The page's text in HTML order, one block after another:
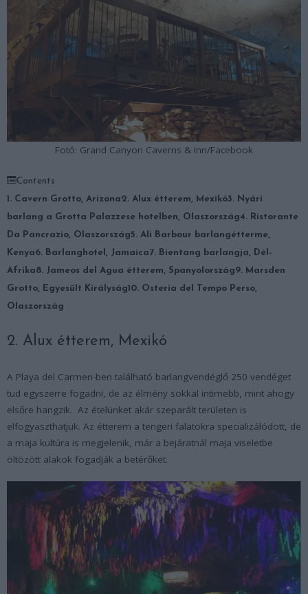
Fotó: Grand Canyon Caverns & Inn/Facebook
Contents
1. Cavern Grotto, Arizona2. Alux étterem, Mexikó3. Nyári
barlang a Grotta Palazzese hotelben, Olaszország4. Ristorante
Da Pancrazio, Olaszország5. Ali Barbour barlangétterme,
Kenya6. Barlanghotel, Jamaica7. Bientang barlangja, Dél-
Afrika8. Jameos del Agua étterem, Spanyolország9. Marsden
Grotto, Egyesült Királyság10. Osteria del Tempo Perso,
Olaszország
2. Alux étterem, Mexikó
A Playa del Carmen-ben található barlangvendéglő 250 vendéget
tud egyszerre fogadni, de az élmény sokkal intimebb, mint ahogy
elsőre hangzik. Az ételünket akár szeparált területen is
elfogyaszthatjuk. Az étterem a tengeri falatokra specializálódott, de
a maja kultúra is megjelenik, már a bejáratnál maja viseletbe
öltözött alakok fogadják a betérőket.